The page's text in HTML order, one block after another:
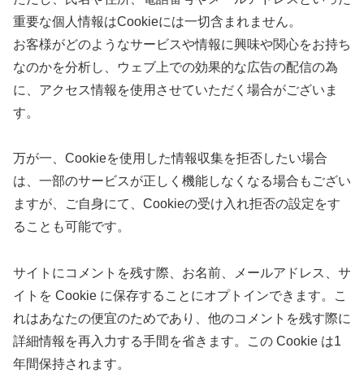
重要な個人情報はCookieには一切含まれません。
お客様がどのようなサービスや情報に興味や関心をお持ち
なのかを分析し、ウェブ上での効果的な広告の配信の為
に、アクセス情報を使用させていただく場合がございま
す。
万が一、Cookieを使用した情報収集を拒否したい場合
は、一部のサービスが正しく機能しなくなる場合もござい
ますが、ご自身にて、Cookieの受け入れ拒否の設定をす
ることも可能です。
サイトにコメントを残す際、お名前、メールアドレス、サ
イトを Cookie に保存することにオプトインできます。こ
れはあなたの便宜のためであり、他のコメントを残す際に
詳細情報を再入力する手間を省きます。この Cookie は1
年間保持されます。